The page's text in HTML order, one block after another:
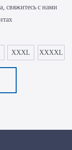
свяжитесь с нами
XXXL XXXXL